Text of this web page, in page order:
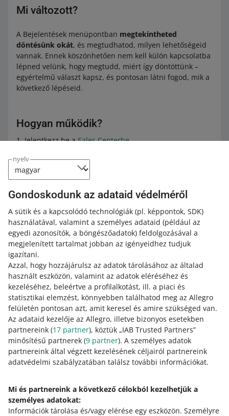
nyelv
Gondoskodunk az adataid védelméről
A sütik és a kapcsolódó technológiák (pl. képpontok, SDK)
használatával, valamint a személyes adataid (például az
egyedi azonosítók, a böngészőadatok) feldolgozásával a
megjelenített tartalmat jobban az igényeidhez tudjuk
igazítani.
Azzal, hogy hozzájárulsz az adatok tárolásához az általad
használt eszközön, valamint az adatok eléréséhez és
kezeléséhez, beleértve a profilalkotást, ill. a piaci és
statisztikai elemzést, könnyebben találhatod meg az Allegro
felületén pontosan azt, amit keresel és amire szükséged van.
Az adataid kezelője az Allegro, illetve bizonyos esetekben
partnereink (17 partner), köztük „IAB Trusted Partners”
minősítésű partnerek (9 partner). A személyes adatok
partnereink által végzett kezelésének céljairól partnereink
adatvédelmi szabályzatában találsz további információkat.
Mi és partnereink a következő célokból kezelhetjük a
személyes adatokat:
Információk tárolása és/vagy elérése egy eszközön. Személyre
Mi változott?
A Bejelentések menüpontban megtekintheted
döntésünk okát, és megtudhatod, milyen lehetőségeid
vannak. Ennek köszönhetően nem kell külön kapcsolatba
lépned velünk, hogy megtudd, miért így döntöttünk –
egyértelmű választ kapsz, és pontosan látni fogod, mik a
következő lépéseid.
Hogyan működik?
Jelentkezz be aSales Centerbe.
A
Keresd meg a bejelentést, amelynek státusza:
Ellenőrizve.
Ekkor megjelenítjük a döntésünk indoklását.
Azonban tartogatunk még
újdonságokat! Hamarosan további
Frissítésekben.
Hogyan értékeled ezeket a módosításokat/új
funkciókat?
0 - Szörnyű
10 - Nagyszerű